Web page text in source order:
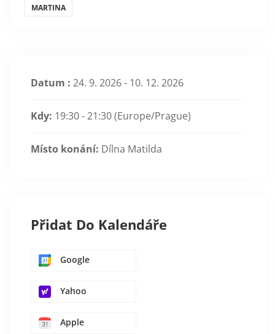
MARTINA
Datum : 24. 9. 2026 - 10. 12. 2026
Kdy: 19:30 - 21:30(Europe/Prague)
Místo konání: Dílna Matilda
Přidat Do Kalendáře
Google
Yahoo
Apple